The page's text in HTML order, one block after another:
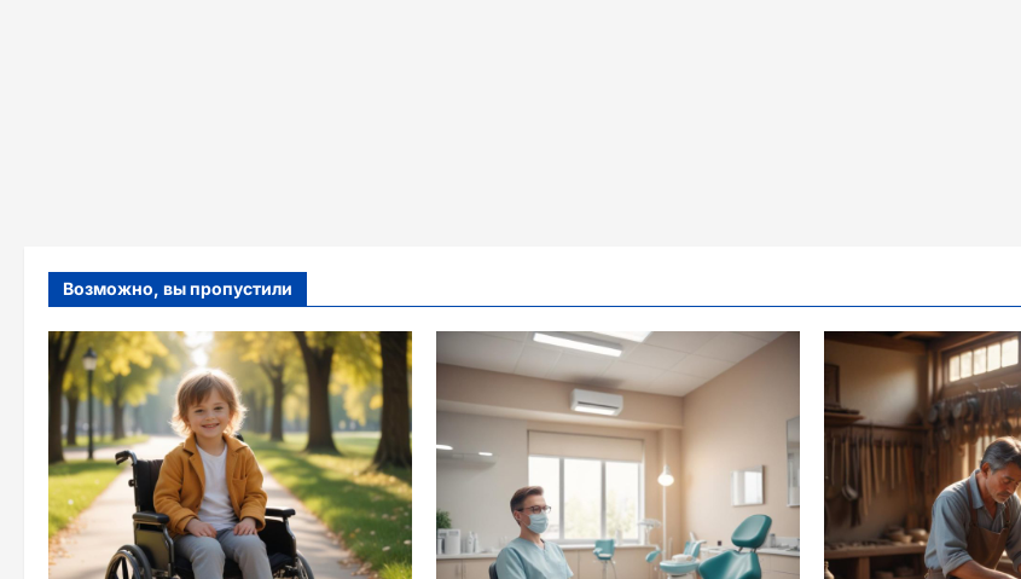
Возможно, вы пропустили